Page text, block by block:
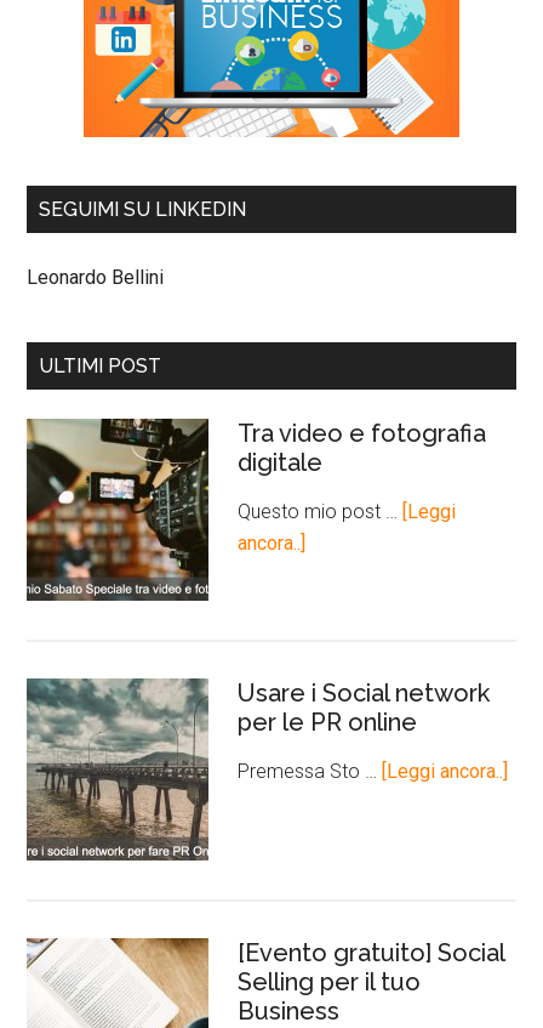
SEGUIMI SU LINKEDIN
Leonardo Bellini
ULTIMI POST
Tra video e fotografia
digitale
Questo mio post …
[Leggi
ancora..]
Usare i Social network
per le PR online
Premessa Sto … [Leggi ancora..]
[Evento gratuito] Social
Selling per il tuo
Business